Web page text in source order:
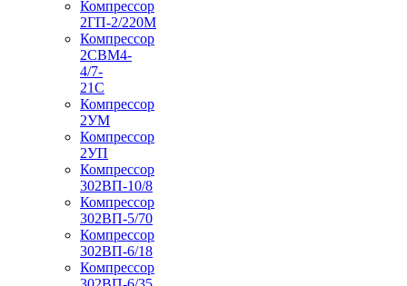
Компрессор
2ГП-2/220М
Компрессор
2СВМ4-
4/7-
21С
Компрессор
2УМ
Компрессор
2УП
Компрессор
302ВП-10/8
Компрессор
302ВП-5/70
Компрессор
302ВП-6/18
Компрессор